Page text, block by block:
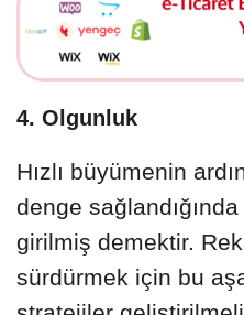
4. Olgunluk
Hızlı büyümenin
denge
girilmiş demektir.
sürdürmek için bu